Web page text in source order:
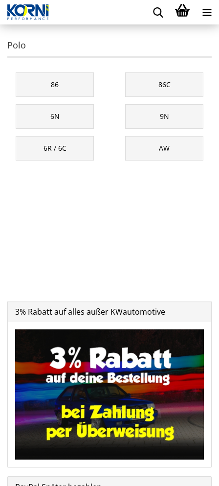
Polo
86 86C
6N 9N
6R / 6C AW
3% Rabatt auf alles außer KWautomotive